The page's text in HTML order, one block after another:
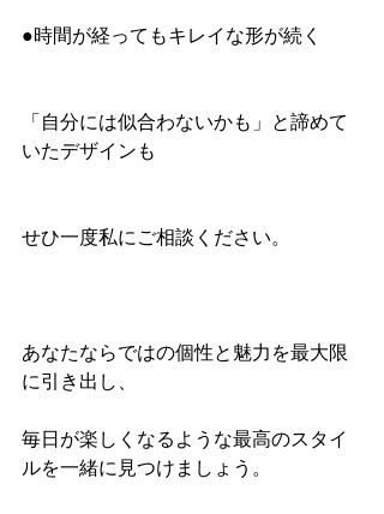
●時間が経ってもキレイな形が続く
「自分には似合わないかも」と諦めて
いたデザインも
せひ一度私にご相談ください。
あなたならではの個性と魅力を最大限
に引き出し、
毎日が楽しくなるような最高のスタイ
ルを一緒に見つけましょう。